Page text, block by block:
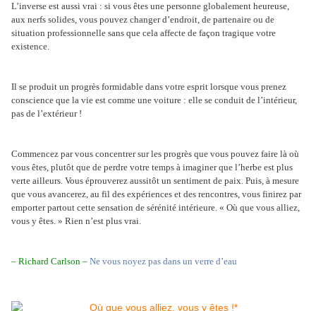
L’inverse est aussi vrai : si vous êtes une personne globalement heureuse,
aux nerfs solides, vous pouvez changer d’endroit, de partenaire ou de
situation professionnelle sans que cela affecte de façon tragique votre
existence.
Il se produit un progrès formidable dans votre esprit lorsque vous prenez
conscience que la vie est comme une voiture : elle se conduit de l’intérieur,
pas de l’extérieur !
Commencez par vous concentrer sur les progrès que vous pouvez faire là où
vous êtes, plutôt que de perdre votre temps à imaginer que l’herbe est plus
verte ailleurs. Vous éprouverez aussitôt un sentiment de paix. Puis, à mesure
que vous avancerez, au fil des expériences et des rencontres, vous finirez par
emporter partout cette sensation de sérénité intérieure. « Où que vous alliez,
vous y êtes. » Rien n’est plus vrai.
– Richard Carlson – Ne vous noyez pas dans un verre d’eau